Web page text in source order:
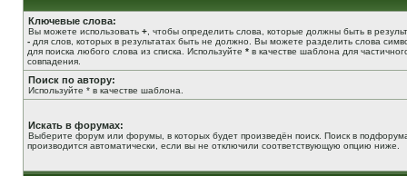
Ключевые слова:
Вы можете использовать + , чтобы определить слова, которые должны быть в
- для слов, которых в результатах быть не должно. Вы можете разделить слова
для поиска любого слова из списка. Используйте * в качестве шаблона для
совпадения.
Поиск по автору:
Используйте * в качестве шаблона.
Искать в форумах:
Выберите форум или форумы, в которых будет произведён поиск. Поиск в
производится автоматически, если вы не отключили соответствующую опцию ниже.